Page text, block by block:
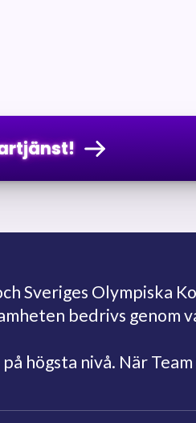
Sveriges Olympiska
bedrivs genom
högsta nivå. När